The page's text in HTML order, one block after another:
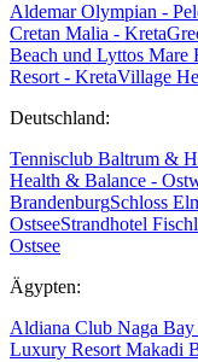
Aldemar Olympian -
Cretan Malia - Kreta
Beach und Lyttos Mare
Resort - KretaVillage
Deutschland:
Tennisclub Baltrum &
Health & Balance -
BrandenburgSchloss
OstseeStrandhotel
Ostsee
Ägypten:
Aldiana Club Naga
Luxury Resort Makadi